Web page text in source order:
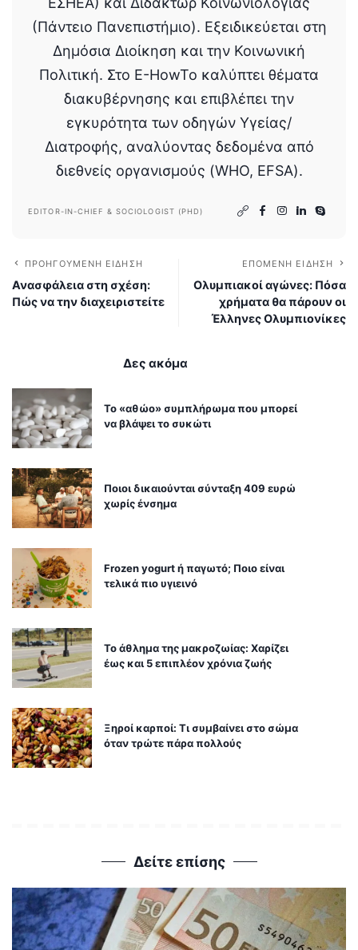
(Πάντειο Πανεπιστήμιο). Εξειδικεύεται στη
Δημόσια Διοίκηση και την Κοινωνική
Πολιτική. Στο E-HowTo καλύπτει θέματα
διακυβέρνησης και επιβλέπει την
εγκυρότητα των οδηγών Υγείας/
Διατροφής, αναλύοντας δεδομένα από
διεθνείς οργανισμούς (WHO, EFSA).
EDITOR-IN-CHIEF & SOCIOLOGIST (PHD)
ΠΡΟΗΓΟΎΜΕΝΗ ΕΊΔΗΣΗ
Ανασφάλεια στη σχέση:
Πώς να την διαχειριστείτε
ΕΠΌΜΕΝΗ ΕΊΔΗΣΗ
Ολυμπιακοί αγώνες: Πόσα
χρήματα θα πάρουν οι
Έλληνες Ολυμπιονίκες
Δες ακόμα
Το «αθώο» συμπλήρωμα που μπορεί
να βλάψει το συκώτι
Ποιοι δικαιούνται σύνταξη 409 ευρώ
χωρίς ένσημα
Frozen yogurt ή παγωτό; Ποιο είναι
τελικά πιο υγιεινό
Το άθλημα της μακροζωίας: Χαρίζει
έως και 5 επιπλέον χρόνια ζωής
Ξηροί καρποί: Τι συμβαίνει στο σώμα
όταν τρώτε πάρα πολλούς
Δείτε επίσης